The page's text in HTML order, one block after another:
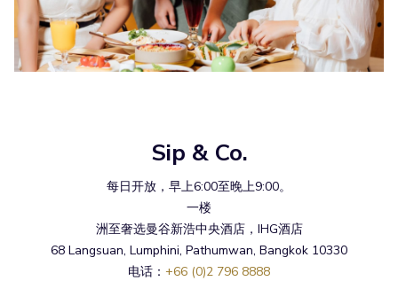
Sip & Co.
每日开放，早上6:00至晚上9:00。
一楼
洲至奢选曼谷新浩中央酒店，IHG酒店
68 Langsuan, Lumphini, Pathumwan, Bangkok 10330
电话： +66 (0)2 796 8888